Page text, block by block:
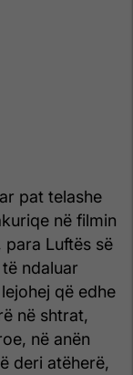
pat telashe
në filmin
para Luftës së
ndaluar
që edhe
në shtrat,
në anën
deri atëherë,